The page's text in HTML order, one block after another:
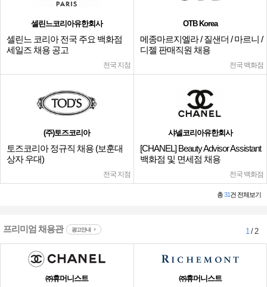
셀린느코리아유한회사
셀린느 코리아 전국 주요 백화점
세일즈 채용 공고
전국 지점
OTB Korea
메종마르지엘라 / 질샌더 / 마르니 /
디젤 판매직원 채용
전국 백화점
(주)토즈코리아
토즈코리아 정규직 채용 (보훈대
상자 우대)
전국 지점
샤넬코리아유한회사
[CHANEL] Beauty Advisor Assistant
백화점 및 면세점 채용
전국 백화점
총31건 전체보기
프리미엄 채용관 광고안내 1/ 2
㈜휴머니스트 ㈜휴머니스트